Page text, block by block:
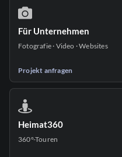
Für Unternehmen
Fotografie · Video · Websites
Projekt anfragen
Heimat360
360°-Touren